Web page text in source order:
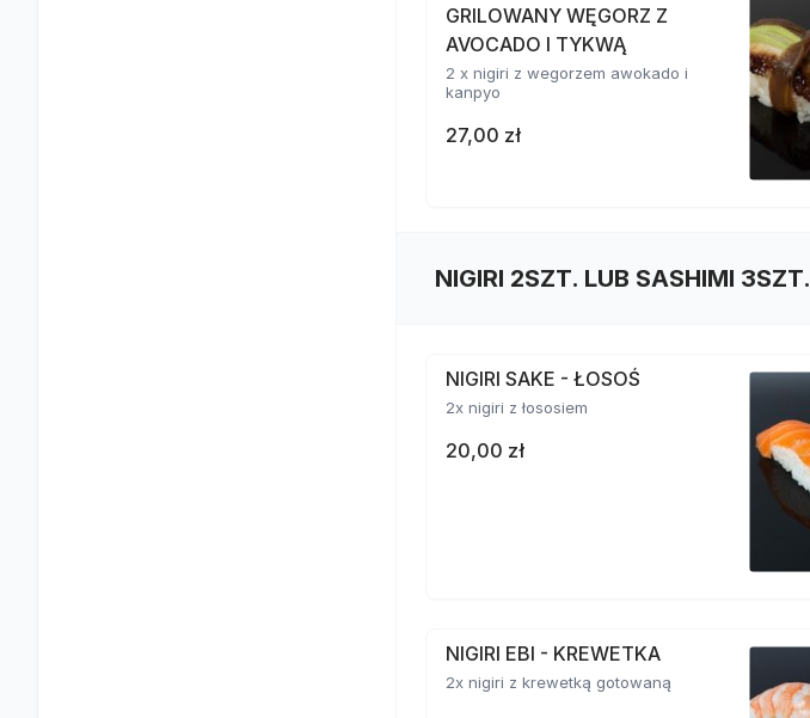
GRILOWANY WĘGORZ Z
AVOCADO I TYKWĄ
2 x nigiri z wegorzem awokado i
kanpyo
27,00 zł
NIGIRI 2SZT. LUB SASHIMI 3SZT.
NIGIRI SAKE - ŁOSOŚ
2x nigiri z łososiem
20,00 zł
NIGIRI EBI - KREWETKA
2x nigiri z krewetką gotowaną